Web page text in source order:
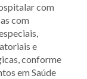
com
com
e
conforme
em Saúde